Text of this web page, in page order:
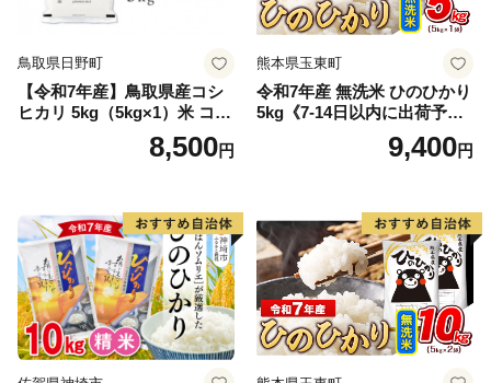
鳥取県日野町
【令和7年産】鳥取県産コシ
ヒカリ 5kg（5kg×1）米 コシ
ヒカリ こしひかり お米 白米
精米 5キロ おこめ こめ コメ
野町産 Elevation
8,500円
熊本県玉東町
令和7年産 無洗米 ひのひかり
5kg《7-14日以内に出荷予定
(土日祝除く)》コメ 米 無洗米
高レビュー｜人気米 熊本県
9,400円